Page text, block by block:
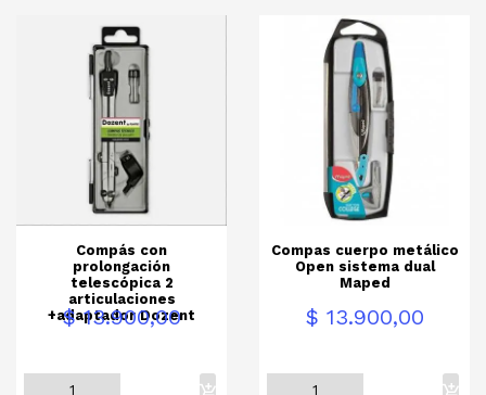
Compás con
prolongación
telescópica 2
articulaciones
+adaptador Dozent
Precio$ 13.900,00
Compas cuerpo metálico
Open sistema dual
Maped
Precio$ 13.900,00